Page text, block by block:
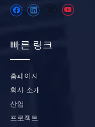
빠른 링크
홈페이지
회사 소개
산업
프로젝트